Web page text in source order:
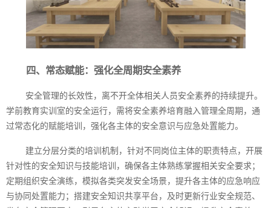
四、常态赋能：强化全周期安全素养
安全管理的长效性，离不开全体相关人员安全素养的持续提升。
学前教育实训室的安全运行，需将安全素养培育融入管理全周期，通
过常态化的赋能培训，强化各主体的安全意识与应急处置能力。
建立分层分类的培训机制，针对不同岗位主体的职责特点，开展
针对性的安全知识与技能培训，确保各主体熟练掌握相关安全要求；
定期组织安全演练，模拟各类突发安全场景，提升各主体的应急响应
与协同处置能力；搭建安全知识共享平台，及时更新行业安全规范、